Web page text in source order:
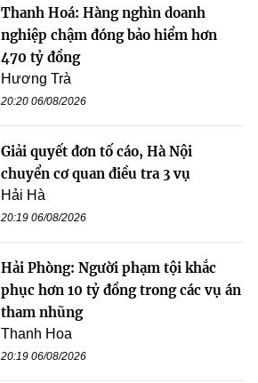
Thanh Hoá: Hàng nghìn doanh
nghiệp chậm đóng bảo hiểm hơn
470 tỷ đồng
Hương Trà
20:20 06/08/2026
Giải quyết đơn tố cáo, Hà Nội
chuyển cơ quan điều tra 3 vụ
Hải Hà
20:19 06/08/2026
Hải Phòng: Người phạm tội khắc
phục hơn 10 tỷ đồng trong các vụ án
tham nhũng
Thanh Hoa
20:19 06/08/2026